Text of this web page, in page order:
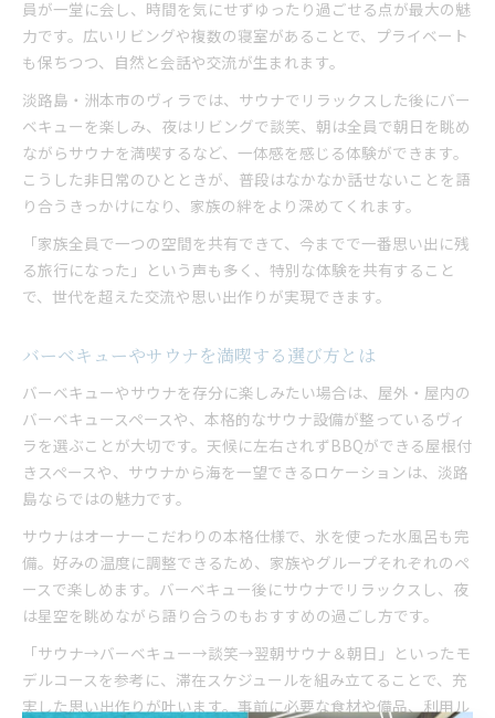
員が一堂に会し、時間を気にせずゆったり過ごせる点が最大の魅
力です。広いリビングや複数の寝室があることで、プライベート
も保ちつつ、自然と会話や交流が生まれます。
淡路島・洲本市のヴィラでは、サウナでリラックスした後にバー
ベキューを楽しみ、夜はリビングで談笑、朝は全員で朝日を眺め
ながらサウナを満喫するなど、一体感を感じる体験ができます。
こうした非日常のひとときが、普段はなかなか話せないことを語
り合うきっかけになり、家族の絆をより深めてくれます。
「家族全員で一つの空間を共有できて、今までで一番思い出に残
る旅行になった」という声も多く、特別な体験を共有すること
で、世代を超えた交流や思い出作りが実現できます。
バーベキューやサウナを満喫する選び方とは
バーベキューやサウナを存分に楽しみたい場合は、屋外・屋内の
バーベキュースペースや、本格的なサウナ設備が整っているヴィ
ラを選ぶことが大切です。天候に左右されずBBQができる屋根付
きスペースや、サウナから海を一望できるロケーションは、淡路
島ならではの魅力です。
サウナはオーナーこだわりの本格仕様で、氷を使った水風呂も完
備。好みの温度に調整できるため、家族やグループそれぞれのペ
ースで楽しめます。バーベキュー後にサウナでリラックスし、夜
は星空を眺めながら語り合うのもおすすめの過ごし方です。
「サウナ→バーベキュー→談笑→翌朝サウナ＆朝日」といったモ
デルコースを参考に、滞在スケジュールを組み立てることで、充
実した思い出作りが叶います。事前に必要な食材や備品、利用ル